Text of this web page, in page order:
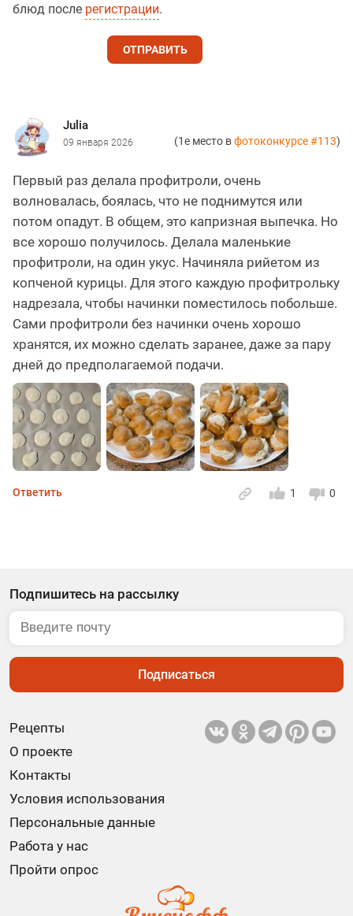
блюд после регистрации.
ОТПРАВИТЬ
(1е место вфотоконкурсе #113)
Julia
09 января 2026
Первый раз делала профитроли, очень
волновалась, боялась, что не поднимутся или
потом опадут. В общем, это капризная выпечка. Но
все хорошо получилось. Делала маленькие
профитроли, на один укус. Начиняла рийетом из
копченой курицы. Для этого каждую профитрольку
надрезала, чтобы начинки поместилось побольше.
Сами профитроли без начинки очень хорошо
хранятся, их можно сделать заранее, даже за пару
дней до предполагаемой подачи.
0
1
Ответить
Рецепты
О проекте
Контакты
Условия использования
Персональные данные
Работа у нас
Пройти опрос
Подпишитесь на рассылку
Подписаться